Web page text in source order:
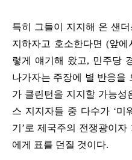
특히 그들이 지지해 온 샌
지하자고 호소한다면 (앞에
렇게 얘기해 왔고, 민주당
나가자는 주장에 별 반응을
가 클린턴을 지지할 가능성
스 지지자들 중 다수가 ‘미
기 ’로 제국주의 전쟁광이자
에게 표를 던질 것이다.